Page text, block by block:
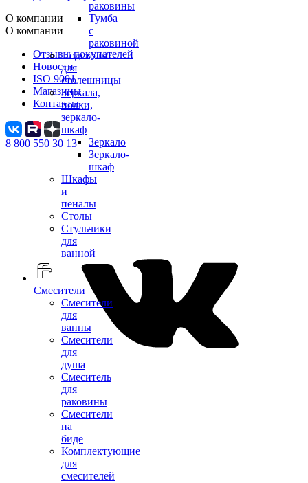
раковины
Тумба
с
раковиной
Подстолье
для
столешницы
Зеркала,
полки,
зеркало-
шкаф
Зеркало
Зеркало-
шкаф
Шкафы
и
пеналы
Столы
Стульчики
для
ванной
Смесители
Смесители
для
ванны
Смесители
для
душа
Смеситель
для
раковины
Смесители
на
биде
Комплектующие
для
смесителей
О компании
О компании
Отзывы покупателей
Новости
ISO 9001
Магазины
Контакты
8 800 550 30 13